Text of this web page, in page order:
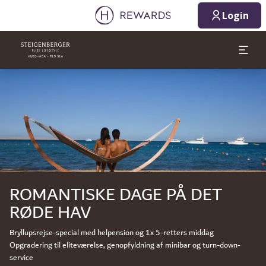
Login
ROMANTISKE DAGE PÅ DET
RØDE HAV
Bryllupsrejse-special med helpension og 1x 5-retters middag
Opgradering til eliteværelse, genopfyldning af minibar og turn-down-
service